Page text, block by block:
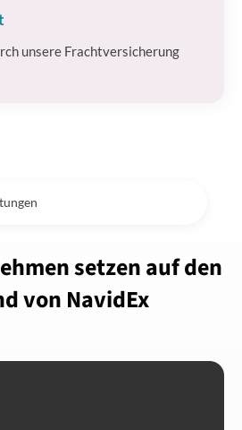
unsere Frachtversicherung
setzen auf den
von NavidEx